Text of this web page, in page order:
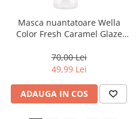
Masca nuantatoare Wella
Color Fresh Caramel Glaze
70,00 Lei
49,99 Lei
ADAUGA IN COS